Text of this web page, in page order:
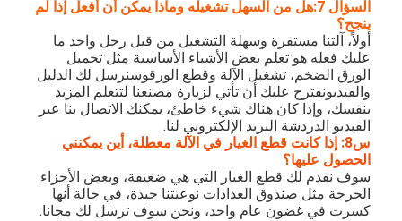
مستهلكات أخرى
آلة الوسم الليزر
آلة تشكيل كيس ورق
آلة التغليف التلقائية
السؤال 7:هل من السهل تشغيله وماذا يمكن أن أفعل إذا لم
ينجح؟
أولاً، آلتنا مستقرة وسهلة التشغيل من قبل رجل واحد ما
عليك فعله هو تعلم بعض الأشياء الأساسية مثل تحميل
الورق الضخم، تشغيل الآلة وقطع الورقوسنرسل لك الدليل
والفيديونقترح عليك أن تأتي لزيارة مصنعنا لتتعلم المزيد
بنفسك، وإذا كان هناك شيء خاطئ، يمكنك الاتصال بنا عبر
الفيديو الدردشة البريد الإلكتروني لنا.
س8: إذا كانت قطع الغيار في الآلة معطلة، أين يمكنني
الحصول عليها؟
سوف نقدم لك قطع الغيار التي هي ضعيفة، وبعض الأجزاء
الحرجة مثل صندوق العدادات نوعيتنا جيدة، في حالة أنها
كسرت في غضون عام واحد، ونحن سوف ترسل لك مجانا.